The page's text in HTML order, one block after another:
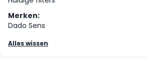
Merken:
Dado Sens
Alles wissen